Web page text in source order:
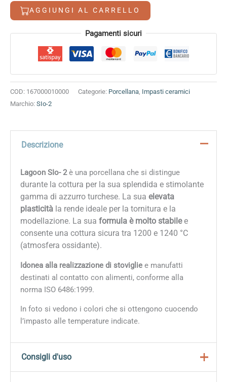
2
quantità
AGGIUNGI AL CARRELLO
Alternative: Pagamenti sicuri
COD: 167000010000 Categorie: Porcellana Impasti ceramici
Marchio: SIo-2
Descrizione
Lagoon SIo- 2è una porcellana che si distingue
durante la cottura per la sua splendida e stimolante
gamma di azzurro turchese. La sua elevata
plasticitàla rende ideale per la tornitura e la
modellazione. La sua formula è molto stabilee
consente una cottura sicura tra 1200 e 1240 °C
(atmosfera ossidante).
Idonea alla realizzazione di stovigliee manufatti
destinati al contatto con alimenti, conforme alla
norma ISO 6486:1999.
In foto si vedono i colori che si ottengono cuocendo
l’impasto alle temperature indicate.
Consigli d'uso